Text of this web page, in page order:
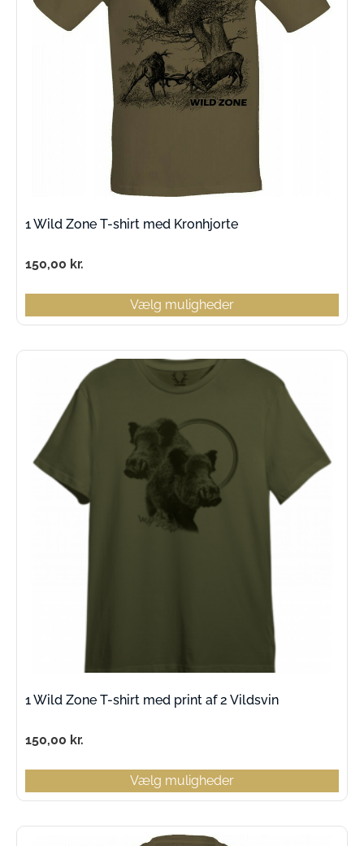
1 Wild Zone T-shirt med Kronhjorte
150,00 kr.
Vælg muligheder
1 Wild Zone T-shirt med print af 2 Vildsvin
150,00 kr.
Vælg muligheder